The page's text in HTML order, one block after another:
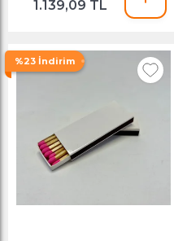
1.139,09 TL
%23 İndirim